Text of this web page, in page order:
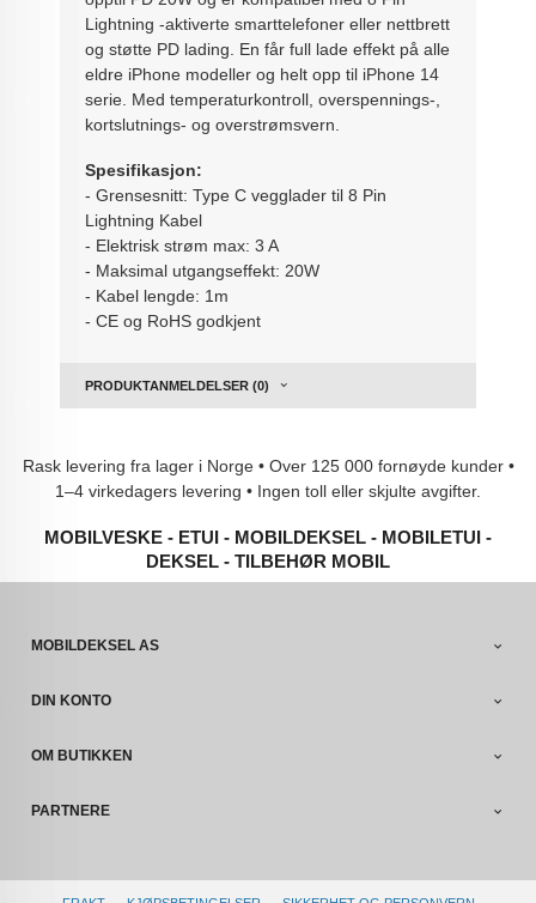
Lightning -aktiverte smarttelefoner eller nettbrett
og støtte PD lading. En får full lade effekt på alle
eldre iPhone modeller og helt opp til iPhone 14
serie. Med temperaturkontroll, overspennings-,
kortslutnings- og overstrømsvern.
Spesifikasjon:
- Grensesnitt: Type C vegglader til 8 Pin
Lightning Kabel
- Elektrisk strøm max: 3 A
- Maksimal utgangseffekt: 20W
- Kabel lengde: 1m
- CE og RoHS godkjent
PRODUKTANMELDELSER (0)
Rask levering fra lager i Norge • Over 125 000 fornøyde kunder •
1–4 virkedagers levering • Ingen toll eller skjulte avgifter.
MOBILVESKE - ETUI - MOBILDEKSEL - MOBILETUI -
DEKSEL - TILBEHØR MOBIL
MOBILDEKSEL AS
DIN KONTO
OM BUTIKKEN
PARTNERE